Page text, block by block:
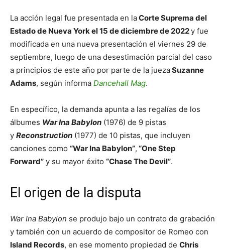
La acción legal fue presentada en laCorte Suprema del
Estado de Nueva York el 15 de diciembre de 2022y fue
modificada en una nueva presentación el viernes 29 de
septiembre, luego de una desestimación parcial del caso
a principios de este año por parte de la juezaSuzanne
Adams, según informa Dancehall Mag.
En específico, la demanda apunta a las regalías de los
álbumes War Ina Babylon (1976) de 9 pistas
y Reconstruction (1977) de 10 pistas, que incluyen
canciones como “War Ina Babylon”, “One Step
Forward” y su mayor éxito “Chase The Devil”.
El origen de la disputa
War Ina Babylon se produjo bajo un contrato de grabación
y también con un acuerdo de compositor de Romeo con
Island Records, en ese momento propiedad de Chris